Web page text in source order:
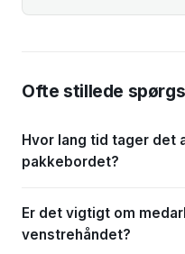
Ofte stillede
Hvor lang tid tager det
pakkebordet?
Er det vigtigt om
venstrehåndet?